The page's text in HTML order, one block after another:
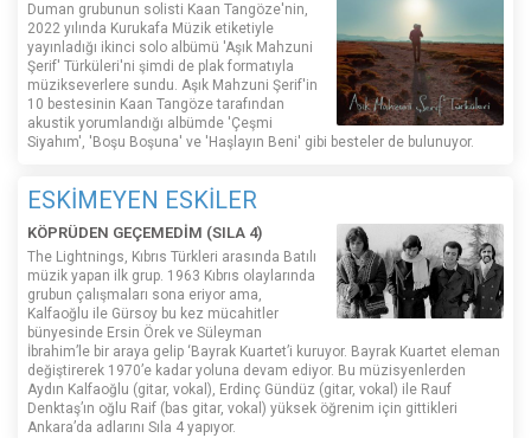
Duman grubunun solisti Kaan Tangöze'nin,
2022 yılında Kurukafa Müzik etiketiyle
yayınladığı ikinci solo albümü 'Aşık Mahzuni
Şerif' Türküleri'ni şimdi de plak formatıyla
müzikseverlere sundu. Aşık Mahzuni Şerif'in
10 bestesinin Kaan Tangöze tarafından
akustik yorumlandığı albümde 'Çeşmi
Siyahım', 'Boşu Boşuna' ve 'Haşlayın Beni' gibi besteler de bulunuyor.
ESKİMEYEN ESKİLER
KÖPRÜDEN GEÇEMEDİM (SILA 4)
The Lightnings, Kıbrıs Türkleri arasında Batılı
müzik yapan ilk grup. 1963 Kıbrıs olaylarında
grubun çalışmaları sona eriyor ama,
Kalfaoğlu ile Gürsoy bu kez mücahitler
bünyesinde Ersin Örek ve Süleyman
İbrahim’le bir araya gelip ‘Bayrak Kuartet’i kuruyor. Bayrak Kuartet eleman
değiştirerek 1970’e kadar yoluna devam ediyor. Bu müzisyenlerden
Aydın Kalfaoğlu (gitar, vokal), Erdinç Gündüz (gitar, vokal) ile Rauf
Denktaş’ın oğlu Raif (bas gitar, vokal) yüksek öğrenim için gittikleri
Ankara’da adlarını Sıla 4 yapıyor.